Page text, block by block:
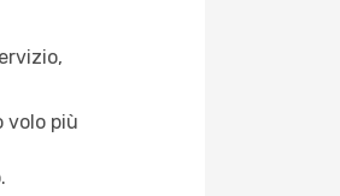
volo più